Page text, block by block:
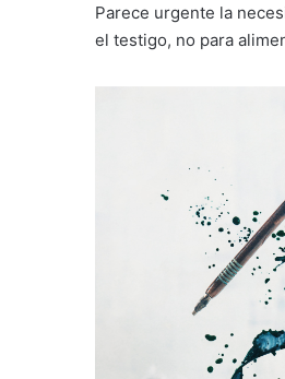
Parece urgente la
el testigo, no para